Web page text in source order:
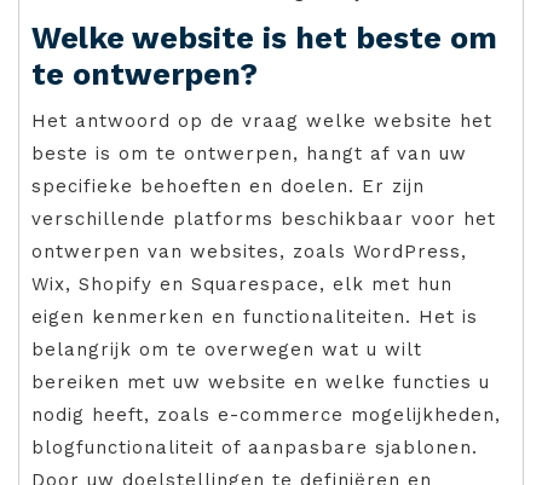
Welke website is het beste om
te ontwerpen?
Het antwoord op de vraag welke website het
beste is om te ontwerpen, hangt af van uw
specifieke behoeften en doelen. Er zijn
verschillende platforms beschikbaar voor het
ontwerpen van websites, zoals WordPress,
Wix, Shopify en Squarespace, elk met hun
eigen kenmerken en functionaliteiten. Het is
belangrijk om te overwegen wat u wilt
bereiken met uw website en welke functies u
nodig heeft, zoals e-commerce mogelijkheden,
blogfunctionaliteit of aanpasbare sjablonen.
Door uw doelstellingen te definiëren en